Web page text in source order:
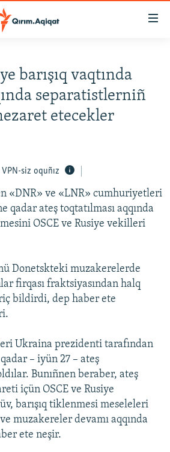
barışıq vaqtında
separatistlerniñ
etecekler
VPN-siz oquñız
«DNR» ve «LNR» cumhuriyetleri
qadar ateş toqtatılması aqqında
OSCE ve Rusiye vekilleri
Donetskteki muzakerelerde
firqası fraktsiyasından halq
bildirdi, dep haber ete
Ukraina prezidenti tarafından
– iyün 27 – ateş
Bunıñnen beraber, ateş
içün OSCE ve Rusiye
barışıq tiklenmesi meseleleri
muzakereler devamı aqqında
ete neşir.